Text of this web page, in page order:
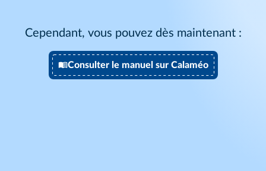
Cependant, vous pouvez dès maintenant :
Consulter le manuel sur Calaméo